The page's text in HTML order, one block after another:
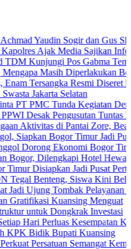
Sogir dan Gus Sholeh Beri
Media Sajikan Informasi
Pos Gabma Temajuk dan
Diperlakukan Berbeda?
Resmi Diseret ke Meja
Selatan
Tunda Kegiatan Demi Cegah
Pengusutan Tuntas Kasus
di Pantai Zore, Bea Cukai
Bogor Timur Jadi Pusat
Ekonomi Bogor Timur
Hotel Hewan dan
Jadi Pusat Pertumbuhan
Siswa Kini Belajar Lebih
Tombak Pelayanan Masyarakat
Kuansing Menguat
Dongkrak Investasi
Kesempatan Kerja
Bupati Kuansing
Semangat Kemerdekaan